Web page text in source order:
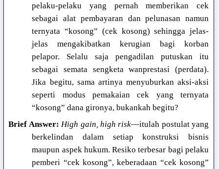
pelaku-pelaku yang pernah memberikan cek
sebagai alat pembayaran dan pelunasan namun
ternyata “kosong” (cek kosong) sehingga jelas-
jelas mengakibatkan kerugian bagi korban
pelapor. Selalu saja pengadilan putuskan itu
sebagai semata sengketa wanprestasi (perdata).
Jika begitu, sama artinya menyuburkan aksi-aksi
seperti modus pemakaian cek yang ternyata
“kosong” dana gironya, bukankah begitu?
Brief Answer: High gain, high risk—itulah postulat yang
berkelindan dalam setiap konstruksi bisnis
maupun aspek hukum. Resiko terbesar bagi pelaku
pemberi “cek kosong”, keberadaan “cek kosong”